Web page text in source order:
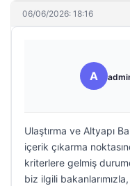
06/06/2026: 18:16
A
Ulaştırma ve Altyapı
içerik çıkarma
kriterlere gelmiş
biz ilgili